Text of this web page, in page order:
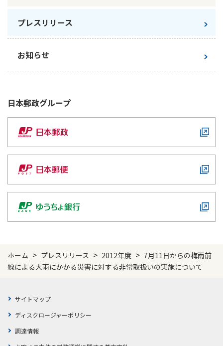
プレスリリース
お知らせ
日本郵政グループ
ホーム > プレスリリース > 2012年度 > 7月11日からの梅雨前
線による大雨にかかる災害に対する非常取扱いの実施について
サイトマップ
ディスクロージャーポリシー
調達情報